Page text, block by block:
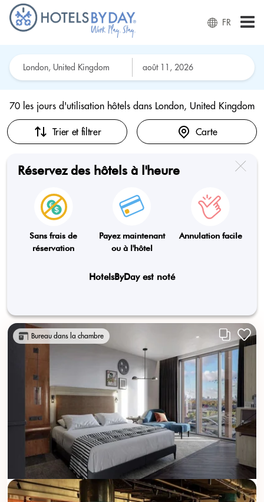
FR
70 les jours d'utilisation hôtels dans London, United Kingdom
Trier et filtrer Carte
Réservez des hôtels à l'heure
Sans frais de
réservation
Payez maintenant
ou à l'hôtel
Annulation facile
HotelsByDay est noté
Bureau dans la chambre